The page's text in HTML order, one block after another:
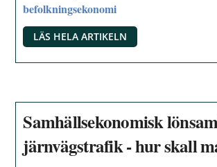
befolkningsekonomi
LÄS HELA ARTIKELN
Samhällsekonomisk
järnvägstrafik - hur skall